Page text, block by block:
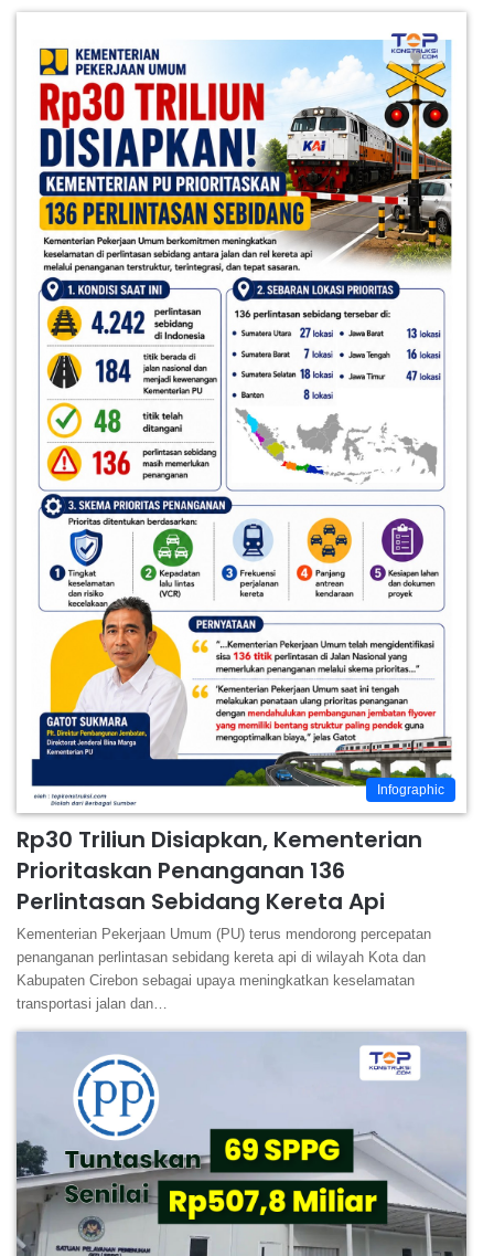
Infographic
Rp30 Triliun Disiapkan, Kementerian
Prioritaskan Penanganan 136
Perlintasan Sebidang Kereta Api
Kementerian Pekerjaan Umum (PU) terus mendorong percepatan
penanganan perlintasan sebidang kereta api di wilayah Kota dan
Kabupaten Cirebon sebagai upaya meningkatkan keselamatan
transportasi jalan dan…